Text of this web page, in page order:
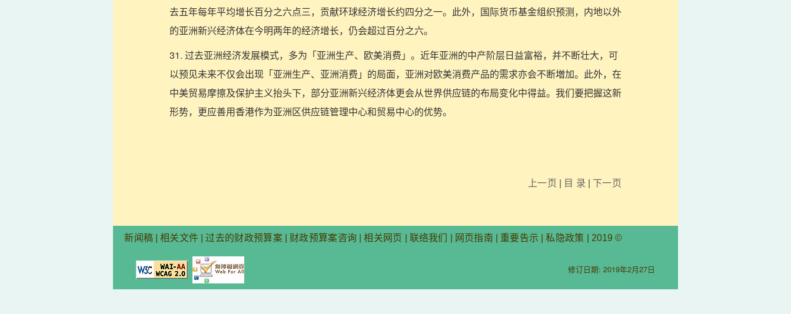
去五年每年平均增长百分之六点三，贡献环球经济增长约四分之一。此外，国际货币基金组织预测，内地以外
的亚洲新兴经济体在今明两年的经济增长，仍会超过百分之六。
31. 过去亚洲经济发展模式，多为「亚洲生产、欧美消费」。近年亚洲的中产阶层日益富裕，并不断壮大，可
以预见未来不仅会出现「亚洲生产、亚洲消费」的局面，亚洲对欧美消费产品的需求亦会不断増加。此外，在
中美贸易摩擦及保护主义抬头下，部分亚洲新兴经济体更会从世界供应链的布局变化中得益。我们要把握这新
形势，更应善用香港作为亚洲区供应链管理中心和贸易中心的优势。
上一页 | 目 录 | 下一页
新闻稿 |相关文件 |过去的财政预算案 财政预算案咨询 |相关网页 联络我们 网页指南 重要告示 |私隐政策 | 2019 ©
修订日期: 2019年2月27日